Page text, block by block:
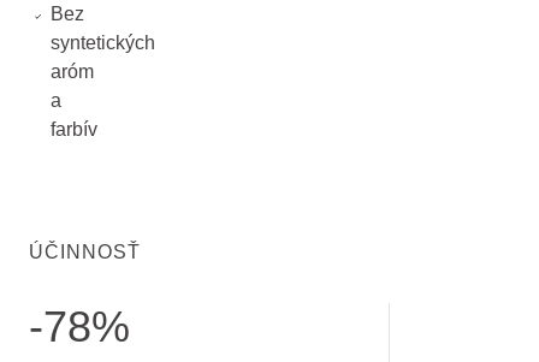
Bez
syntetických
aróm
a
farbív
ÚČINNOSŤ
-78%